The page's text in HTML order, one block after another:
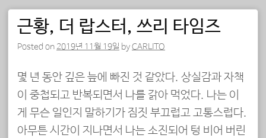
포스트 내비게이션
근황, 더 랍스터, 쓰리 타임즈
Posted on 2019년 11월 19일 byCARLITO
몇 년 동안 깊은 늪에 빠진 것 같았다. 상실감과 자책
이 중첩되고 반복되면서 나를 갉아 먹었다. 나는 이
게 무슨 일인지 말하기가 짐짓 부끄럽고 고통스럽다.
아무튼 시간이 지나면서 나는 소진되어 텅 비어 버린